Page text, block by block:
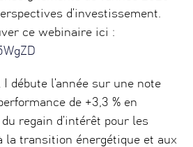
d’investissement.
ce webinaire ici :
débute l’année sur une note
de +3,3 % en
regain d’intérêt pour les
la transition énergétique et aux